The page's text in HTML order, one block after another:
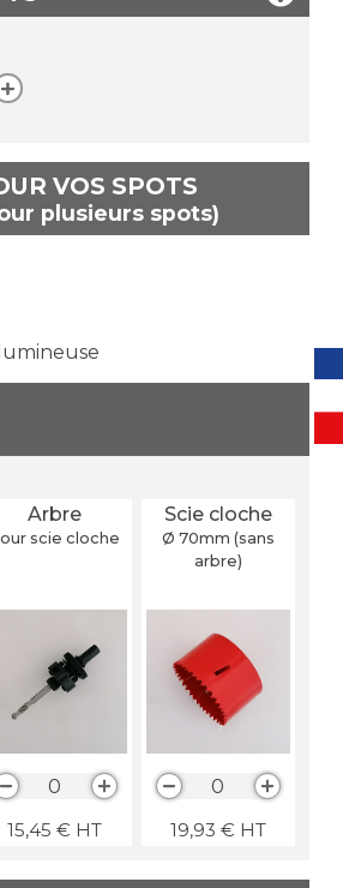
VOS SPOTS
plusieurs spots)
Arbre
scie cloche
0
15,45 € HT
Scie cloche
Ø 70mm (sans
arbre)
0
19,93 € HT